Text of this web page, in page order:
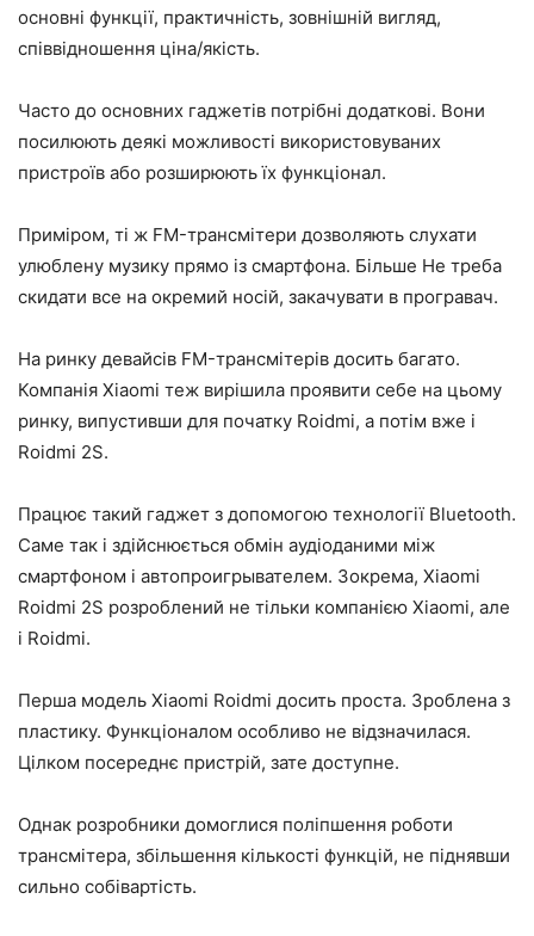
основні функції, практичність, зовнішній вигляд,
співвідношення ціна/якість.
Часто до основних гаджетів потрібні додаткові. Вони
посилюють деякі можливості використовуваних
пристроїв або розширюють їх функціонал.
Приміром, ті ж FM-трансмітери дозволяють слухати
улюблену музику прямо із смартфона. Більше Не треба
скидати все на окремий носій, закачувати в програвач.
На ринку девайсів FM-трансмітерів досить багато.
Компанія Xiaomi теж вирішила проявити себе на цьому
ринку, випустивши для початку Roidmi, а потім вже і
Roidmi 2S.
Працює такий гаджет з допомогою технології Bluetooth.
Саме так і здійснюється обмін аудіоданими між
смартфоном і автопроигрывателем. Зокрема, Xiaomi
Roidmi 2S розроблений не тільки компанією Xiaomi, але
і Roidmi.
Перша модель Xiaomi Roidmi досить проста. Зроблена з
пластику. Функціоналом особливо не відзначилася.
Цілком посереднє пристрій, зате доступне.
Однак розробники домоглися поліпшення роботи
трансмітера, збільшення кількості функцій, не піднявши
сильно собівартість.